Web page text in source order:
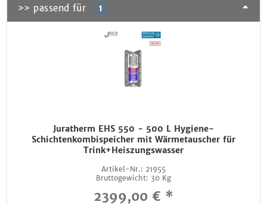
>> passend für 1
Juratherm EHS 550 - 500 L Hygiene-
Schichtenkombispeicher mit Wärmetauscher für
Trink+Heiszungswasser
Artikel-Nr.: 21955
Bruttogewicht: 30 Kg
2399,00 € *